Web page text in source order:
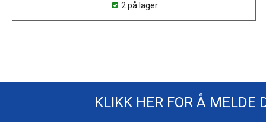
2 på lager
KLIKK HER FOR Å MELDE